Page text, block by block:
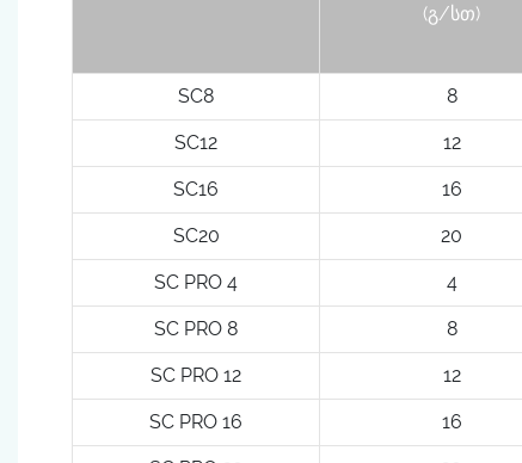
(გ/სთ)
SC8 8
SC12 12
SC16 16
SC20 20
SC PRO 4 4
SC PRO 8 8
SC PRO 12 12
SC PRO 16 16